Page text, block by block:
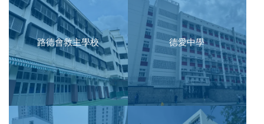
路德會救主學校 德愛中學